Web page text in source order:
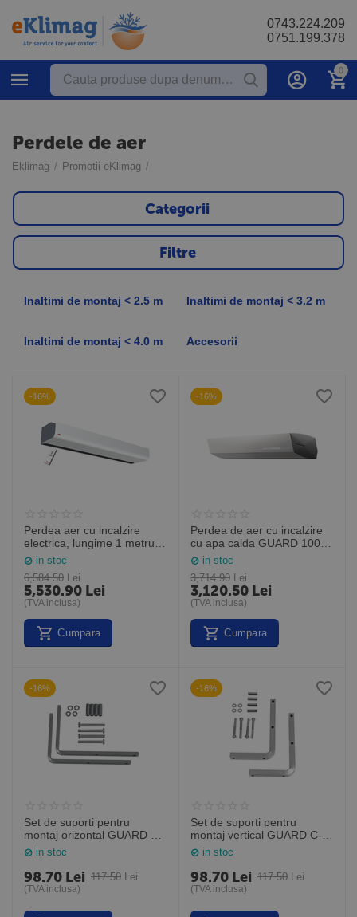
0743.224.209
0751.199.378
0
Perdele de aer
Eklimag / Promotii eKlimag /
Categorii
Filtre
Inaltimi de montaj < 2.5 m Inaltimi de montaj < 3.2 m
Inaltimi de montaj < 4.0 m Accesorii
-16%
Perdea aer cu incalzire
electrica, lungime 1 metru -
telecomanda infrarosu
inclusa, PA2210CE05YD,
Frico Suedia
in stoc
6,584.50 Lei
5,530.90 Lei
(TVA inclusa)
Cumpara
-16%
Perdea de aer cu incalzire
cu apa calda GUARD 100W
Lungime 1,0M (Sonniger
Polonia)
in stoc
3,714.90 Lei
3,120.50 Lei
(TVA inclusa)
Cumpara
-16%
Set de suporti pentru
montaj orizontal GUARD C-
0301_00
in stoc
117.50 Lei
98.70 Lei
(TVA inclusa)
-16%
Set de suporti pentru
montaj vertical GUARD C-
0303_00
in stoc
117.50 Lei
98.70 Lei
(TVA inclusa)